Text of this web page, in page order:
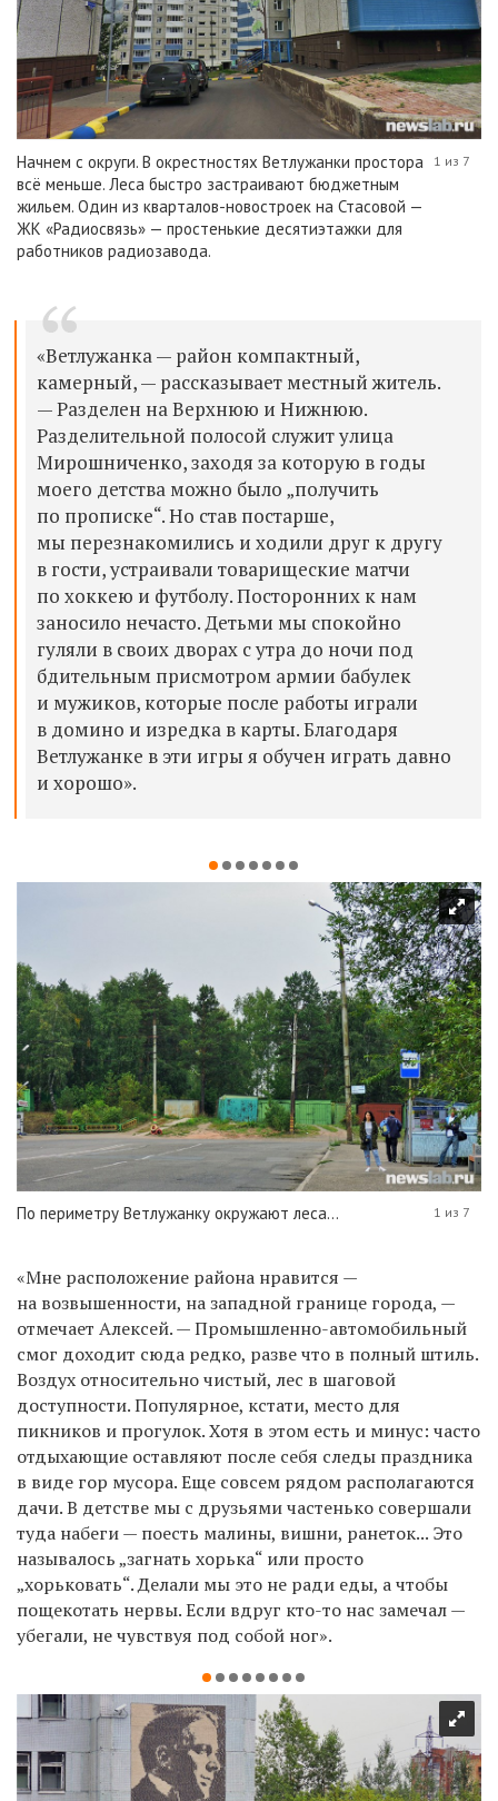
Начнем с округи. В окрестностях Ветлужанки простора
всё меньше. Леса быстро застраивают бюджетным
жильем. Один из кварталов-новостроек на Стасовой —
ЖК «Радиосвязь» — простенькие десятиэтажки для
работников радиозавода.
1 из 7
«Ветлужанка — район компактный,
камерный, — рассказывает местный житель.
— Разделен на Верхнюю и Нижнюю.
Разделительной полосой служит улица
Мирошниченко, заходя за которую в годы
моего детства можно было „получить
по прописке“. Но став постарше,
мы перезнакомились и ходили друг к другу
в гости, устраивали товарищеские матчи
по хоккею и футболу. Посторонних к нам
заносило нечасто. Детьми мы спокойно
гуляли в своих дворах с утра до ночи под
бдительным присмотром армии бабулек
и мужиков, которые после работы играли
в домино и изредка в карты. Благодаря
Ветлужанке в эти игры я обучен играть давно
и хорошо».
По периметру Ветлужанку окружают леса... 1 из 7
«Мне расположение района нравится —
на возвышенности, на западной границе города, —
отмечает Алексей. — Промышленно-автомобильный
смог доходит сюда редко, разве что в полный штиль.
Воздух относительно чистый, лес в шаговой
доступности. Популярное, кстати, место для
пикников и прогулок. Хотя в этом есть и минус: часто
отдыхающие оставляют после себя следы праздника
в виде гор мусора. Еще совсем рядом располагаются
дачи. В детстве мы с друзьями частенько совершали
туда набеги — поесть малины, вишни, ранеток... Это
называлось „загнать хорька“ или просто
„хорьковать“. Делали мы это не ради еды, а чтобы
пощекотать нервы. Если вдруг кто-то нас замечал —
убегали, не чувствуя под собой ног».